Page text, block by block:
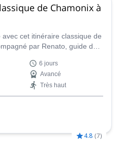
de Chamonix à
cet itinéraire classique de
par Renato, guide de
6 jours
Avancé
Très haut
4.8 (7)